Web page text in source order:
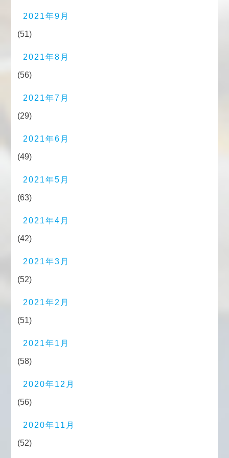
2021年9月
(51)
2021年8月
(56)
2021年7月
(29)
2021年6月
(49)
2021年5月
(63)
2021年4月
(42)
2021年3月
(52)
2021年2月
(51)
2021年1月
(58)
2020年12月
(56)
2020年11月
(52)